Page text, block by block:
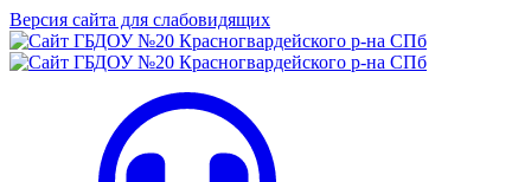
Версия сайта для слабовидящих